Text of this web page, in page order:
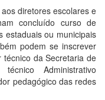
diretores escolares e
concluído curso de
estaduais ou municipais
podem se inscrever
da Secretaria de
Administrativo
pedagógico das redes